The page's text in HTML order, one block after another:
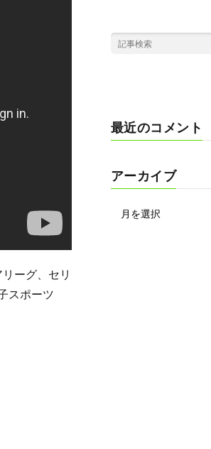
ーグ、セリ
スポーツ
最近のコメント
アーカイブ